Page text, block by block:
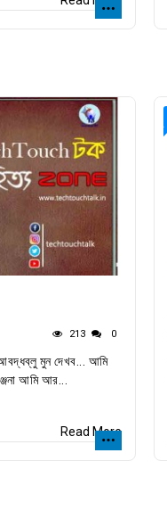
213 0
আবদ্ধব্লু মুন দেখব... আমি
আমি আর...
Read More